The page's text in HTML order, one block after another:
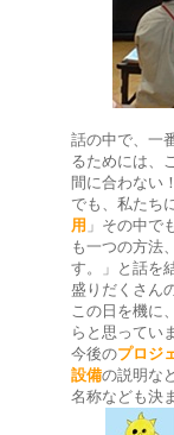
話の中で、一
るためには、
間に合わない
でも、私たち
用 」その中で
も一つの方法
す。」と話を
盛りだくさん
この日を機に
らと思ってい
今後のプロジ
設備の説明な
名称なども決